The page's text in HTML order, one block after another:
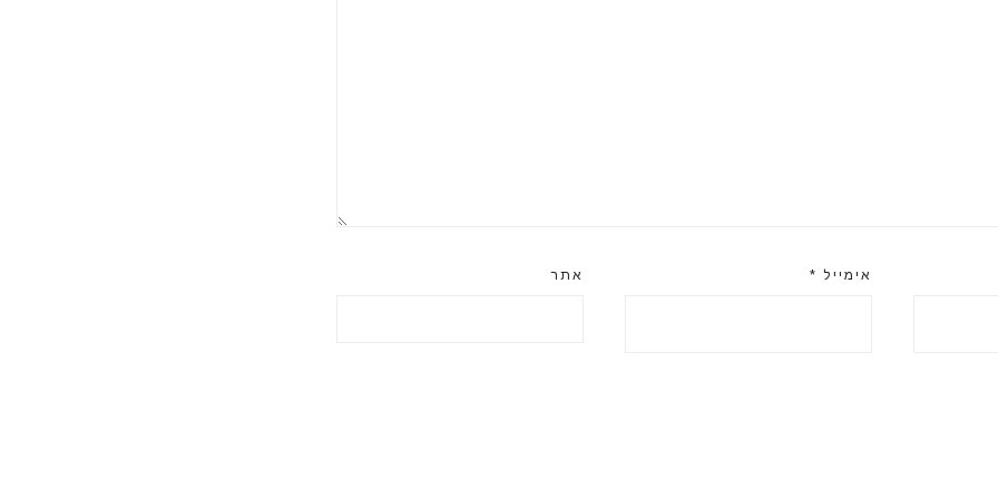
אימייל * אתר